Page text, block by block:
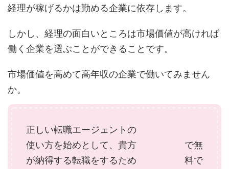
経理が稼げるかは勤める企業に依存します。
しかし、経理の面白いところは市場価値が高ければ
働く企業を選ぶことができることです。
市場価値を高めて高年収の企業で働いてみません
か。
正しい転職エージェントの
使い方を始めとして、貴方
が納得する転職をするため
で無
料で